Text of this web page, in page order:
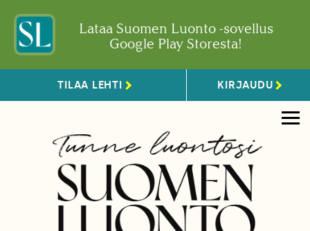
Lataa Suomen Luonto -sovellus
Google Play Storesta!
TILAA LEHTI KIRJAUDU